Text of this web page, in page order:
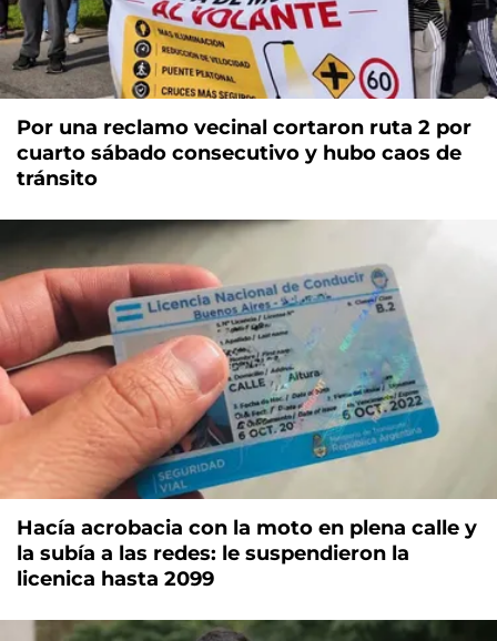
Por una reclamo vecinal cortaron ruta 2 por
cuarto sábado consecutivo y hubo caos de
tránsito
Hacía acrobacia con la moto en plena calle y
la subía a las redes: le suspendieron la
licenica hasta 2099